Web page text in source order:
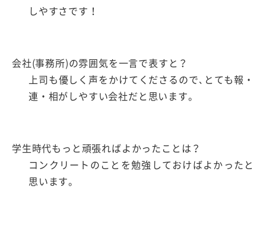
しやすさです！
会社(事務所)の雰囲気を一言で表すと？
上司も優しく声をかけてくださるので､とても報・
連・相がしやすい会社だと思います。
学生時代もっと頑張ればよかったことは？
コンクリートのことを勉強しておけばよかったと
思います。